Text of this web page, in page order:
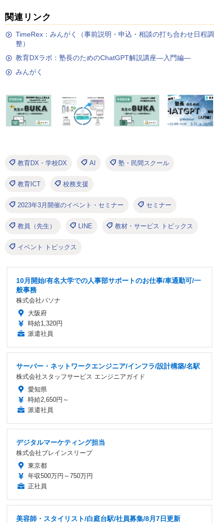
関連リンク
TimeRex：みんがく（事前説明・申込・相談の打ち合わせ日程調
整）
教育DXラボ：塾長のためのChatGPT解説講座―入門編―
みんがく
教育DX・学校DX AI 塾・民間スクール
教育ICT 校務支援
2023年3月開催のイベント・セミナー セミナー
教員（先生） LINE 教材・サービス トピックス
イベント トピックス
10月開始/有名大学での人事部サポートのお仕事/車通勤可/一
般事務
株式会社パソナ
大阪府
時給1,320円
派遣社員
サーバー・ネットワークエンジニア/インフラ/設計構築/名駅
株式会社スタッフサービス エンジニアガイド
愛知県
時給2,650円～
派遣社員
デジタルマーケティング担当
株式会社ブレインスリープ
東京都
年収500万円～750万円
正社員
美容師・スタイリスト/白庭台駅/社員募集/8月7日更新